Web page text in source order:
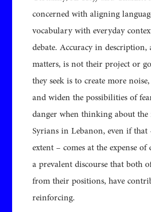
concerned with aligning
vocabulary with everyday
debate. Accuracy in description,
matters, is not their project or
they seek is to create more
and widen the possibilities of
danger when thinking about the
Syrians in Lebanon, even if that
extent – comes at the expense
a prevalent discourse that both
from their positions, have
reinforcing.